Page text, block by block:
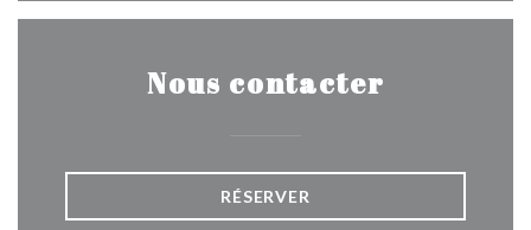
Nous contacter
RÉSERVER